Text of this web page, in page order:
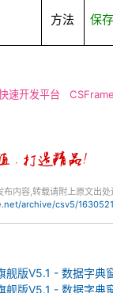
方法 保
速开发平台
内容,转载请附上原文出处
archive/csv5/
舰版V5.1 - 数据字典
舰版V5.1 - 数据字典